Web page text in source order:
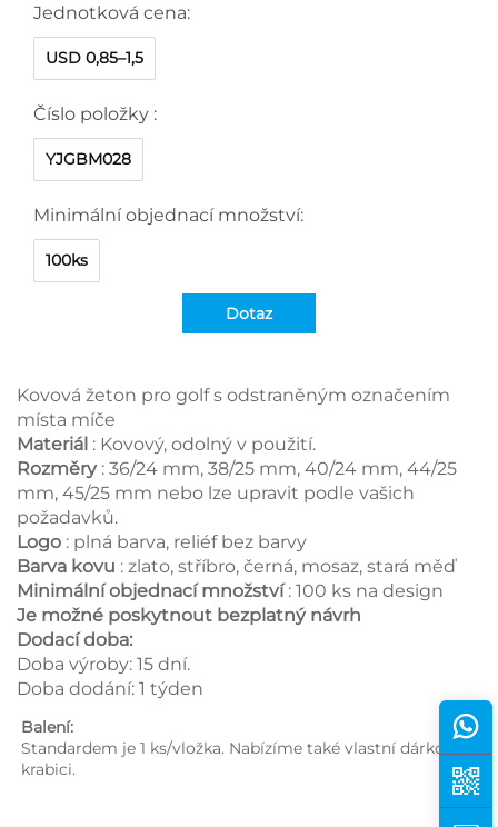
Jednotková cena:
USD 0,85–1,5
Číslo položky :
YJGBM028
Minimální objednací množství:
100ks
Dotaz
Kovová žeton pro golf s odstraněným označením
místa míče
Materiál : Kovový, odolný v použití.
Rozměry : 36/24 mm, 38/25 mm, 40/24 mm, 44/25
mm, 45/25 mm nebo lze upravit podle vašich
požadavků.
Logo : plná barva, reliéf bez barvy
Barva kovu : zlato, stříbro, černá, mosaz, stará měď
Minimální objednací množství: 100 ks na design
Je možné poskytnout bezplatný návrh
Dodací doba:
Doba výroby: 15 dní.
Doba dodání: 1 týden
Balení:
Standardem je 1 ks/vložka. Nabízíme také vlastní dárkovou
krabici.